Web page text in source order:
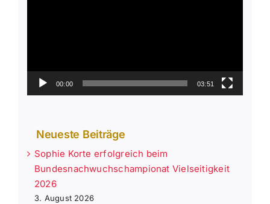
00:00 03:51
Neueste Beiträge
Sophie Korte erfolgreich beim
Bundesnachwuchschampionat Vielseitigkeit
2026
3. August 2026